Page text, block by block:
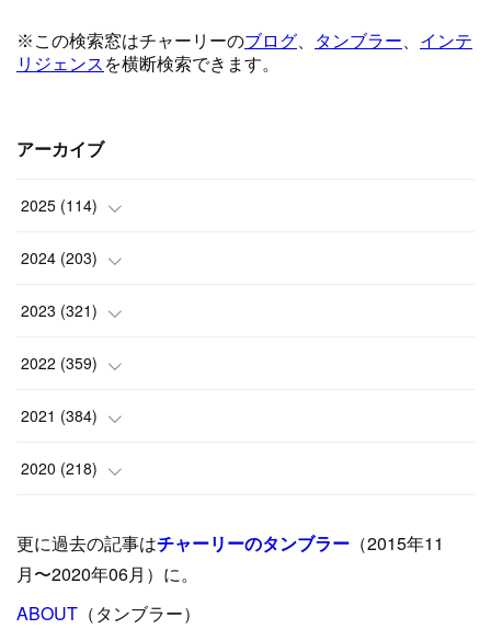
アーカイブ
2025 (114)
(1)
(8)
(6)
(9 )
( 5 )
( 15
(24)
2024 (203)
(24)
(10)
(18)
(17)
)
(12)
2023 (321)
(25)
(17)
(35)
(33 )
(26)
2022 (359)
(42)
(37)
(31)
(31)
2021 (384)
(9)
(39)
( 23)
2020 (218)
(24)
( 42)
更に過去の記事はチャーリーのタンブラー （2015年11
月〜2020年06月）に。
ABOUT （タンブラー）